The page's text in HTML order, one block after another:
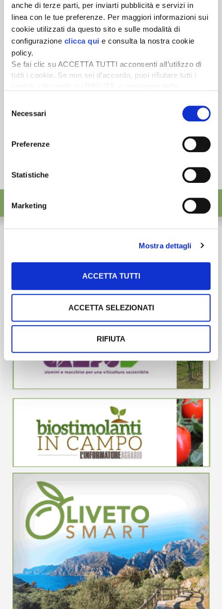
anche di terze parti, per inviarti pubblicità e servizi in
linea con le tue preferenze. Per maggiori informazioni sui
cookie utilizzati da questo sito e sulle modalità di
configurazione clicca qui e consulta la nostra cookie
policy.
Se fai clic su ACCETTA TUTTI acconsenti all’utilizzo di
tutti i cookie. Se non sei d’accordo, puoi rifiutare tutti i
desideri accettare e cliccando ACCETTA SELEZIONATI.
delNecessari
Preferenze
Statistiche
Marketing
Mostra dettagli
ACCETTA TUTTI
ACCETTA SELEZIONATI
RIFIUTA
Newsletter
Scopri un servizio d'informazione di alta qualità. Tagliato sulle tue
esigenze.